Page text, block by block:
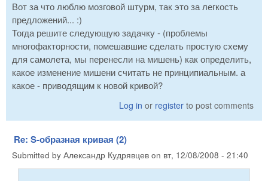
Вот за что люблю мозговой штурм, так это за легкость
предложений... :)
Тогда решите следующую задачку - (проблемы
многофакторности, помешавшие сделать простую схему
для самолета, мы перенесли на мишень) как определить,
какое изменение мишени считать не принципиальным. а
какое - приводящим к новой кривой?
Log in or register to post comments
Re: S-образная кривая (2)
Submitted by Александр Кудрявцев on вт, 12/08/2008 - 21:40